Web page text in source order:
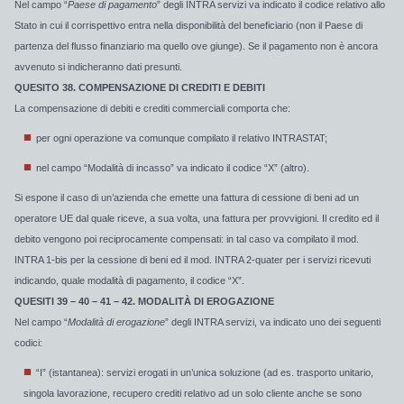
Nel campo “Paese di pagamento” degli INTRA servizi va indicato il codice relativo allo
Stato in cui il corrispettivo entra nella disponibilità del beneficiario (non il Paese di
partenza del flusso finanziario ma quello ove giunge). Se il pagamento non è ancora
avvenuto si indicheranno dati presunti.
QUESITO 38. COMPENSAZIONE DI CREDITI E DEBITI
La compensazione di debiti e crediti commerciali comporta che:
per ogni operazione va comunque compilato il relativo INTRASTAT;
nel campo “Modalità di incasso” va indicato il codice “X” (altro).
Si espone il caso di un’azienda che emette una fattura di cessione di beni ad un
operatore UE dal quale riceve, a sua volta, una fattura per provvigioni. Il credito ed il
debito vengono poi reciprocamente compensati: in tal caso va compilato il mod.
INTRA 1-bis per la cessione di beni ed il mod. INTRA 2-quater per i servizi ricevuti
indicando, quale modalità di pagamento, il codice “X”.
QUESITI 39 – 40 – 41 – 42. MODALITÀ DI EROGAZIONE
Nel campo “Modalità di erogazione” degli INTRA servizi, va indicato uno dei seguenti
codici:
“I” (istantanea): servizi erogati in un’unica soluzione (ad es. trasporto unitario,
singola lavorazione, recupero crediti relativo ad un solo cliente anche se sono